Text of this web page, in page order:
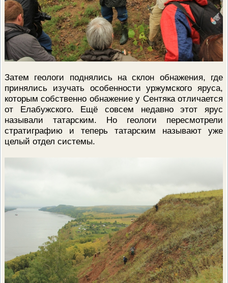
Затем геологи поднялись на склон обнажения, где
принялись изучать особенности уржумского яруса,
которым собственно обнажение у Сентяка отличается
от Елабужского. Ещё совсем недавно этот ярус
называли татарским. Но геологи пересмотрели
стратиграфию и теперь татарским называют уже
целый отдел системы.